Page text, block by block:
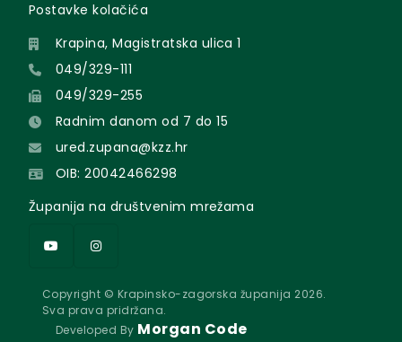
Postavke kolačića
Krapina, Magistratska ulica 1
049/329-111
049/329-255
Radnim danom od 7 do 15
ured.zupana@kzz.hr
OIB: 20042466298
Županija na društvenim mrežama
Copyright © Krapinsko-zagorska županija 2026.
Sva prava pridržana.
Developed By Morgan Code